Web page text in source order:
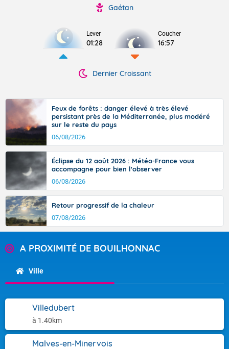
Gaétan
Lever
01:28
Coucher
16:57
Dernier Croissant
Feux de forêts : danger élevé à très élevé
persistant près de la Méditerranée, plus modéré
sur le reste du pays
06/08/2026
Éclipse du 12 août 2026 : Météo-France vous
accompagne pour bien l'observer
06/08/2026
Retour progressif de la chaleur
07/08/2026
A PROXIMITÉ DE BOUILHONNAC
Ville
Villedubert
à 1.40km
Malves-en-Minervois